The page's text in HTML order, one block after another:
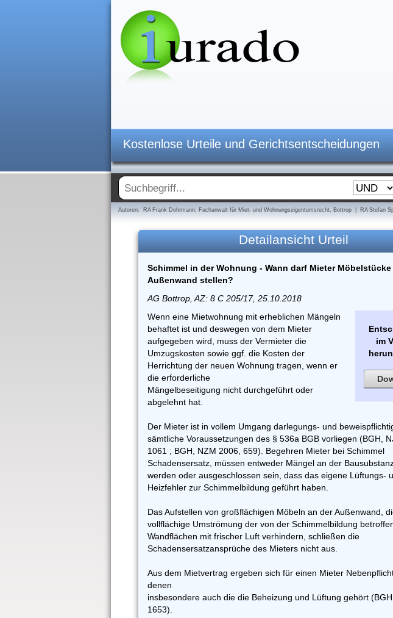
Kostenlose Urteile und Gerichtsentscheidungen
Autoren: RA Frank Dohrmann, Fachanwalt für Miet- und Wohnungseigentumsrecht, Bottrop | RA Stefan
Detailansicht Urteil
Schimmel in der Wohnung - Wann darf Mieter Möbelstücke
Außenwand stellen?
AG Bottrop, AZ: 8 C 205/17, 25.10.2018
im
Wenn eine Mietwohnung mit erheblichen Mängeln
behaftet ist und deswegen von dem Mieter
aufgegeben wird, muss der Vermieter die
Umzugskosten sowie ggf. die Kosten der
Herrichtung der neuen Wohnung tragen, wenn er
die erforderliche
Mängelbeseitigung nicht durchgeführt oder
abgelehnt hat.
Der Mieter ist in vollem Umgang darlegungs- und
sämtliche Voraussetzungen des § 536a BGB vorliegen (BGH,
1061 ; BGH, NZM 2006, 659). Begehren Mieter bei Schimmel
Schadensersatz, müssen entweder Mängel an der
werden oder ausgeschlossen sein, dass das eigene Lüftungs-
Heizfehler zur Schimmelbildung geführt haben.
Das Aufstellen von großflächigen Möbeln an der Außenwand,
vollflächige Umströmung der von der Schimmelbildung
Wandflächen mit frischer Luft verhindern, schließen die
Schadensersatzansprüche des Mieters nicht aus.
Aus dem Mietvertrag ergeben sich für einen Mieter
denen
insbesondere auch die die Beheizung und Lüftung gehört
1653).